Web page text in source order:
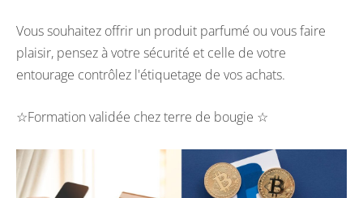
Vous souhaitez offrir un produit parfumé ou vous faire
plaisir, pensez à votre sécurité et celle de votre
entourage contrôlez l'étiquetage de vos achats.
☆Formation validée chez terre de bougie ☆